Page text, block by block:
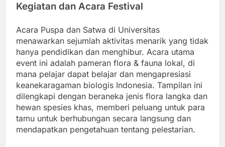
Kegiatan dan Acara Festival
Acara Puspa dan Satwa di Universitas
menawarkan sejumlah aktivitas menarik yang tidak
hanya pendidikan dan menghibur. Acara utama
event ini adalah pameran flora & fauna lokal, di
mana pelajar dapat belajar dan mengapresiasi
keanekaragaman biologis Indonesia. Tampilan ini
dilengkapi dengan beraneka jenis flora langka dan
hewan spesies khas, memberi peluang untuk para
tamu untuk berhubungan secara langsung dan
mendapatkan pengetahuan tentang pelestarian.